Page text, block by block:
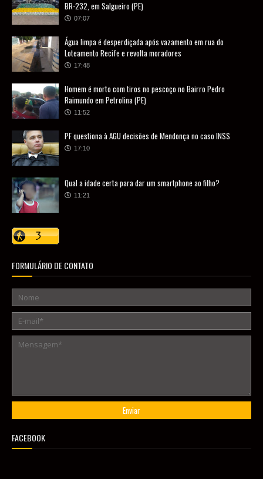
BR-232, em Salgueiro (PE)
07:07
Água limpa é desperdiçada após vazamento em rua do
Loteamento Recife e revolta moradores
17:48
Homem é morto com tiros no pescoço no Bairro Pedro
Raimundo em Petrolina (PE)
11:52
PF questiona à AGU decisões de Mendonça no caso INSS
17:10
Qual a idade certa para dar um smartphone ao filho?
11:21
FORMULÁRIO DE CONTATO
FACEBOOK